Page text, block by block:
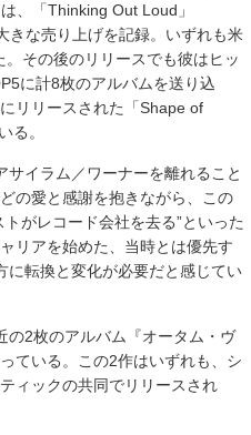
、「Thinking Out Loud」
きな売り上げを記録。いずれも米
その後のリリースでも彼はヒッ
に計8枚のアルバムを送り込
リリースされた「Shape of
る。
イラム／ワーナーを離れること
の愛と感謝を抱きながら、この
がレコード会社を去る”といった
リアを始めた、当時とは優先す
に転換と変化が必要だと感じてい
2枚のアルバム『オータム・ヴ
ている。この2作はいずれも、シ
ィックの共同でリリースされ